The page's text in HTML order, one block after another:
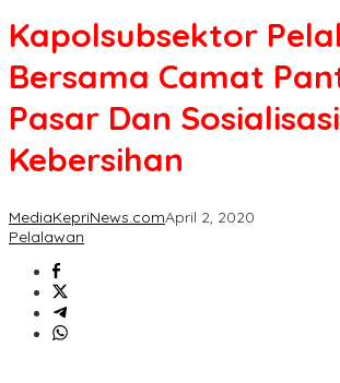
Kapolsubsektor
Bersama Camat
Pasar Dan
Kebersihan
MediaKepriNews.comApril 2, 2020
Pelalawan